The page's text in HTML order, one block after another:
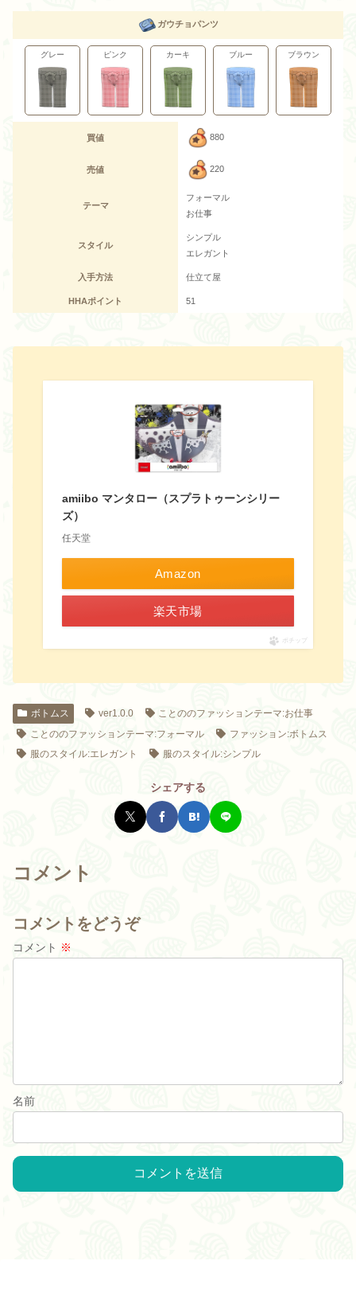
ガウチョパンツ
グレー ピンク カーキ ブルー ブラウン
買値 880
売値 220
テーマ
フォーマル
お仕事
スタイル
シンプル
エレガント
入手方法 仕立て屋
HHAポイント 51
amiibo マンタロー（スプラトゥーンシリー
ズ）
任天堂
Amazon
楽天市場
ポチップ
ボトムス ver1.0.0
ことののファッションテーマ:お仕事
ことののファッションテーマ:フォーマル
ファッション:ボトムス
服のスタイル:エレガント
服のスタイル:シンプル
シェアする
コメント
コメントをどうぞ
コメント ※
名前